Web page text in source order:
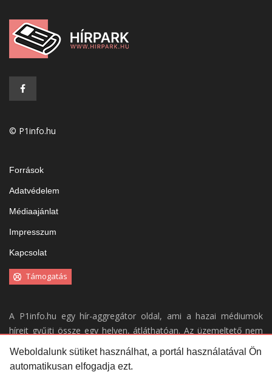
Weboldalunk sütiket használhat, a portál használatával Ön
automatikusan elfogadja ezt.
© P1info.hu
Források
Adatvédelem
Médiaajánlat
Impresszum
Kapcsolat
Támogatás
A P1info.hu egy hír-aggregátor oldal, ami a hazai médiumok
híreit gyűjti össze egy helyen, átláthatóan. Az üzemeltető nem
vállal felelősséget a weboldal tartalmáért.
Portálunk kizárólag aforrásaink